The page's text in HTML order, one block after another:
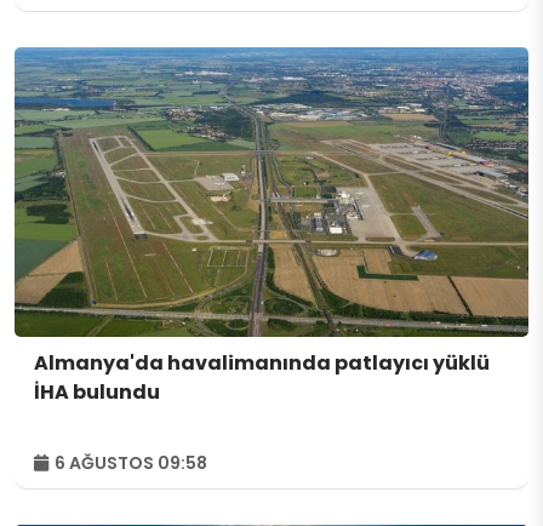
Almanya'da havalimanında patlayıcı yüklü
İHA bulundu
6 AĞUSTOS 09:58